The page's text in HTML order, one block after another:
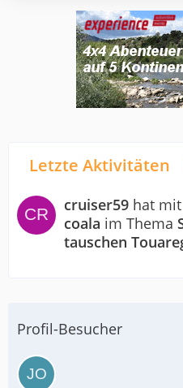
Letzte Aktivitäten
cruiser59 hat mit
coala im Thema
tauschen
Profil-Besucher